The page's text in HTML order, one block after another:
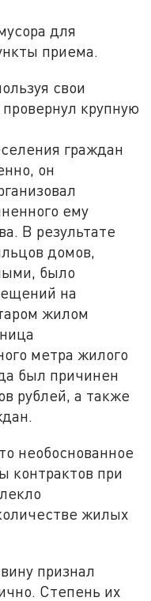
для
приема.
свои
крупную
граждан
он
ему
В результате
домов,
было
на
жилом
метра жилого
был причинен
рублей, а также
необоснованное
контрактов при
жилых
признал
Степень их